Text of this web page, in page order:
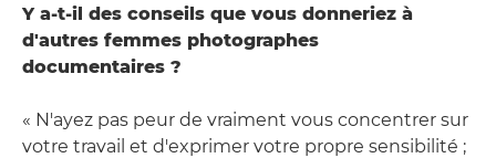
Y a-t-il des conseils que vous donneriez à
d'autres femmes photographes
documentaires ?
« N'ayez pas peur de vraiment vous concentrer sur
votre travail et d'exprimer votre propre sensibilité ;